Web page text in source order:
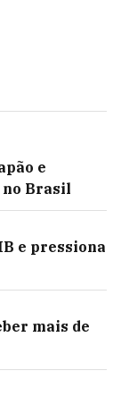
e
no Brasil
e pressiona
mais de